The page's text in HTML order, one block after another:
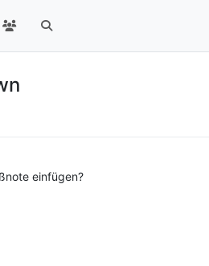
einfügen?